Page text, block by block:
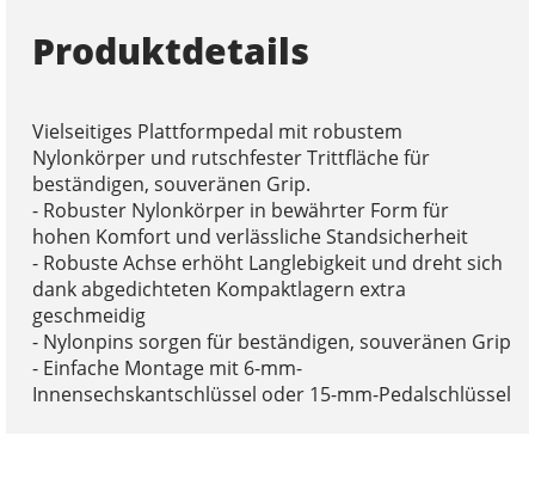
Produktdetails
Vielseitiges Plattformpedal mit robustem
Nylonkörper und rutschfester Trittfläche für
beständigen, souveränen Grip.
- Robuster Nylonkörper in bewährter Form für
hohen Komfort und verlässliche Standsicherheit
- Robuste Achse erhöht Langlebigkeit und dreht sich
dank abgedichteten Kompaktlagern extra
geschmeidig
- Nylonpins sorgen für beständigen, souveränen Grip
- Einfache Montage mit 6-mm-
Innensechskantschlüssel oder 15-mm-Pedalschlüssel